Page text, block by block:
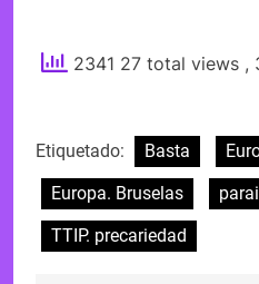
2341 27 total views ,
Etiquetado: Basta
Europa. Bruselas
TTIP. precariedad